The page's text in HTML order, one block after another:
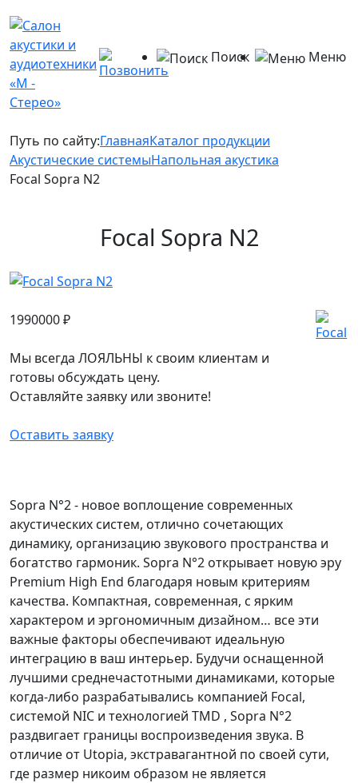
Меню
Поиск
Путь по сайту:ГлавнаяКаталог продукции
Акустические системыНапольная акустика
Focal Sopra N2
Focal Sopra N2
1990000₽
Мы всегда ЛОЯЛЬНЫ к своим клиентам и
готовы обсуждать цену.
Оставляйте заявку или звоните!
Оставить заявку
Sopra N°2 - новое воплощение современных
акустических систем, отлично сочетающих
динамику, организацию звукового пространства и
богатство гармоник. Sopra N°2 открывает новую эру
Premium High End благодаря новым критериям
качества. Компактная, современная, с ярким
характером и эргономичным дизайном… все эти
важные факторы обеспечивают идеальную
интеграцию в ваш интерьер. Будучи оснащенной
лучшими среднечастотными динамиками, которые
когда-либо разрабатывались компанией Focal,
системой NIC и технологией TMD , Sopra N°2
раздвигает границы воспроизведения звука. В
отличие от Utopia, экстравагантной по своей сути,
где размер никоим образом не является